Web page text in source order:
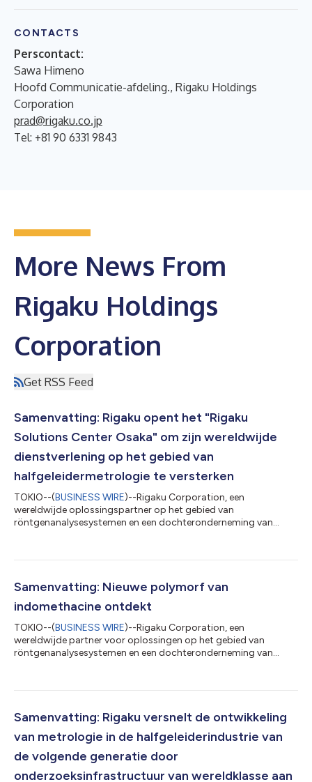
CONTACTS
Perscontact:
Sawa Himeno
Hoofd Communicatie-afdeling., Rigaku Holdings
Corporation
prad@rigaku.co.jp
Tel: +81 90 6331 9843
More News From
Rigaku Holdings
Corporation
Get RSS Feed
Samenvatting: Rigaku opent het "Rigaku
Solutions Center Osaka" om zijn wereldwijde
dienstverlening op het gebied van
halfgeleidermetrologie te versterken
TOKIO--(BUSINESS WIRE)--Rigaku Corporation, een
wereldwijde oplossingspartner op het gebied van
röntgenanalysesystemen en een dochteronderneming van
Center Osaka (RSC-Osaka) geopend in zijn fabriek in Osaka. De
opleidingen uit voor buitendiensttechnici die ondersteuning
bieden bij metrologiesystemen voor halfgeleiders,...
Samenvatting: Nieuwe polymorf van
indomethacine ontdekt
TOKIO--(BUSINESS WIRE)--Rigaku Corporation, een
wereldwijde partner voor oplossingen op het gebied van
röntgenanalysesystemen en een dochteronderneming van
van een gezamenlijk onderzoeksproject met Shionogi & Co.,
gepubliceerd in Crystal Growth & Design, een wereldwijd
gerenommeerd internationaal tijdschrift op...
Samenvatting: Rigaku versnelt de ontwikkeling
van metrologie in de halfgeleiderindustrie van
de volgende generatie door
onderzoeksinfrastructuur van wereldklasse aan